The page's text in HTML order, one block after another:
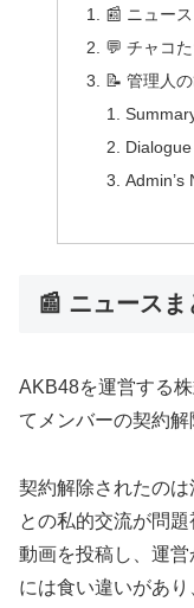
📰 ニュー
💬 チャコ
📝 管理人
Dialogue
Admin’s
📰 ニュースま
AKB48を運営する
てメンバーの契約解
契約解除されたの
との私的交流が問
動画を投稿し、運
には食い違いがあ